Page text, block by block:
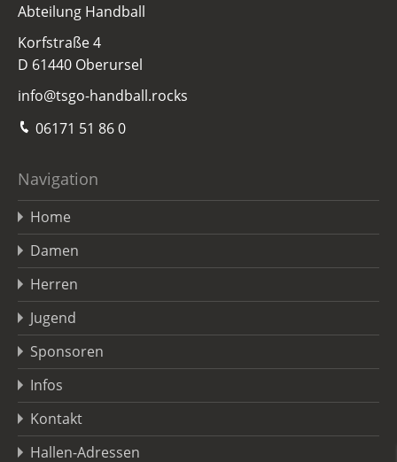
Abteilung Handball
Korfstraße 4
D 61440 Oberursel
info@tsgo-handball.rocks
06171 51 86 0
Navigation
Home
Damen
Herren
Jugend
Sponsoren
Infos
Kontakt
Hallen-Adressen